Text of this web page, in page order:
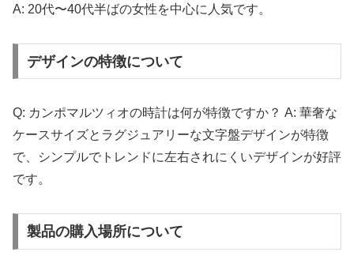
A: 20代〜40代半ばの女性を中心に人気です。
デザインの特徴について
Q: カンポマルツィオの時計は何が特徴ですか？ A: 華奢な
ケースサイズとラグジュアリーな文字盤デザインが特徴
で、シンプルでトレンドに左右されにくいデザインが好評
です。
製品の購入場所について